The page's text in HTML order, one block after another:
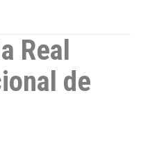
Real
de